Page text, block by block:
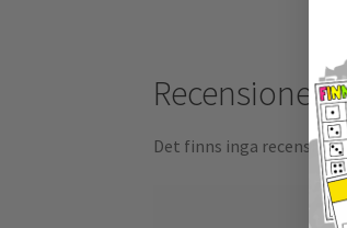
Recensioner
Det finns inga